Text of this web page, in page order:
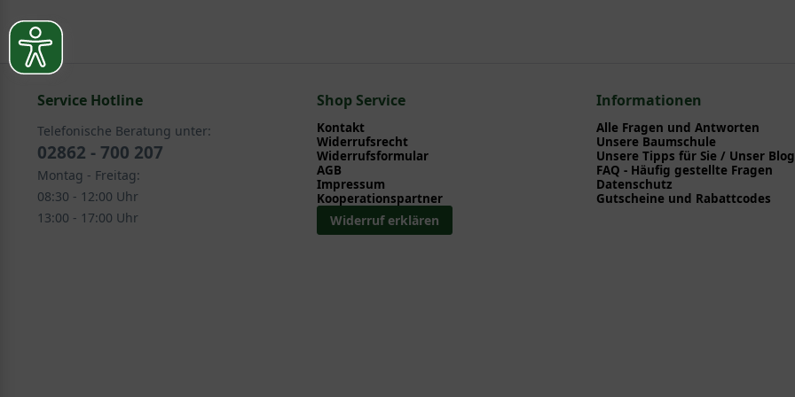
Stauden > Blütenstauden > Anemone
Stauden > Rabattenstauden > Anemone
Stauden > Schnittstauden > Anemone
Service Hotline
Telefonische Beratung unter:
02862 - 700 207
Montag - Freitag:
08:30 - 12:00 Uhr
13:00 - 17:00 Uhr
Shop Service
Kontakt
Widerrufsrecht
Widerrufsformular
AGB
Impressum
Kooperationspartner
Widerruf erklären
Informationen
Alle Fragen und Antworten
Unsere Baumschule
Unsere Tipps für Sie / Unser Blog
FAQ - Häufig gestellte Fragen
Datenschutz
Gutscheine und Rabattcodes